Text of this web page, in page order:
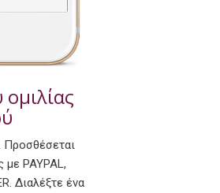
Προσθέσεται
με PAYPAL,
Διαλέξτε ένα